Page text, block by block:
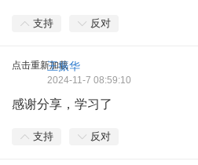
支持 反对
点击重新加载
王振华
2024-11-7 08:59:10
感谢分享，学习了
支持 反对